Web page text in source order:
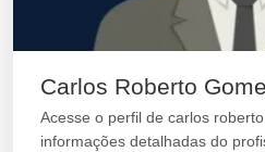
Carlos Roberto
Acesse o perfil de carlos
informações detalhadas do